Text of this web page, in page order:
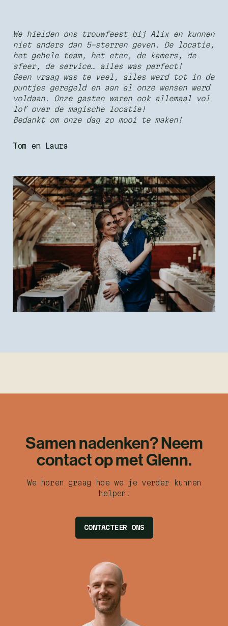
We hielden ons trouwfeest bij Alix en kunnen
niet anders dan 5-sterren geven. De locatie,
het gehele team, het eten, de kamers, de
sfeer, de service… alles was perfect!
Geen vraag was te veel, alles werd tot in de
puntjes geregeld en aan al onze wensen werd
voldaan. Onze gasten waren ook allemaal vol
lof over de magische locatie!
Bedankt om onze dag zo mooi te maken!
Tom en Laura
Samen nadenken? Neem
contact op met Glenn.
We horen graag hoe we je verder kunnen
helpen!
CONTACTEER ONS